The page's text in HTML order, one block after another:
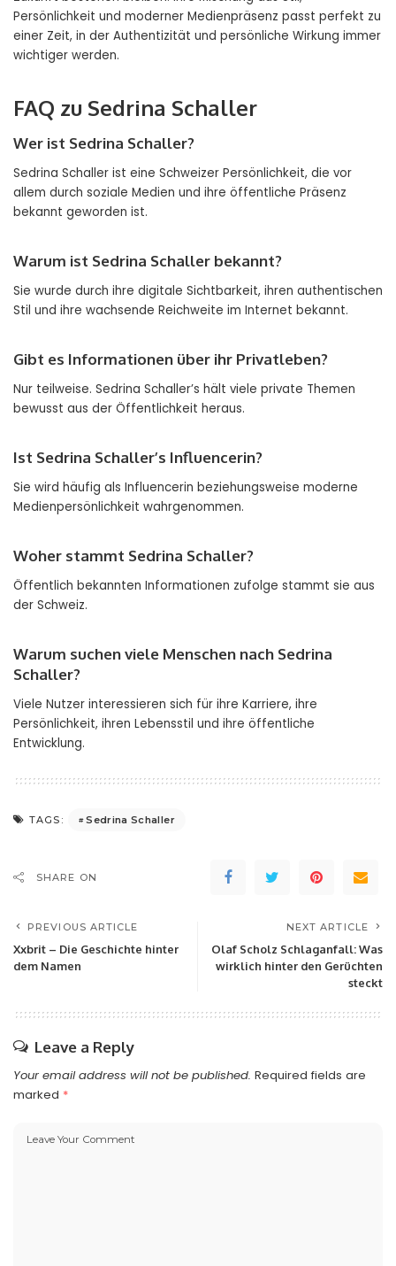
Persönlichkeit und moderner Medienpräsenz passt perfekt zu
einer Zeit, in der Authentizität und persönliche Wirkung immer
wichtiger werden.
FAQ zu Sedrina Schaller
Wer ist Sedrina Schaller?
Sedrina Schaller ist eine Schweizer Persönlichkeit, die vor
allem durch soziale Medien und ihre öffentliche Präsenz
bekannt geworden ist.
Warum ist Sedrina Schaller bekannt?
Sie wurde durch ihre digitale Sichtbarkeit, ihren authentischen
Stil und ihre wachsende Reichweite im Internet bekannt.
Gibt es Informationen über ihr Privatleben?
Nur teilweise. Sedrina Schaller’s hält viele private Themen
bewusst aus der Öffentlichkeit heraus.
Ist Sedrina Schaller’s Influencerin?
Sie wird häufig als Influencerin beziehungsweise moderne
Medienpersönlichkeit wahrgenommen.
Woher stammt Sedrina Schaller?
Öffentlich bekannten Informationen zufolge stammt sie aus
der Schweiz.
Warum suchen viele Menschen nach Sedrina
Schaller?
Viele Nutzer interessieren sich für ihre Karriere, ihre
Persönlichkeit, ihren Lebensstil und ihre öffentliche
Entwicklung.
TAGS: Sedrina Schaller
SHARE ON
PREVIOUS ARTICLE
Xxbrit – Die Geschichte hinter
dem Namen
NEXT ARTICLE
Olaf Scholz Schlaganfall: Was
wirklich hinter den Gerüchten
steckt
Leave a Reply
Your email address will not be published. Required fields are
marked *